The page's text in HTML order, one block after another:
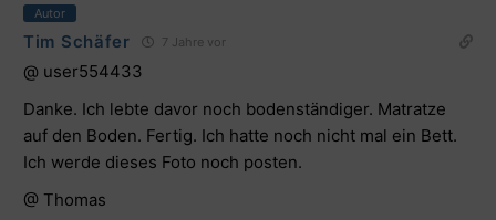
Autor
Tim Schäfer 7 Jahre vor
@ user554433
Danke. Ich lebte davor noch bodenständiger. Matratze
auf den Boden. Fertig. Ich hatte noch nicht mal ein Bett.
Ich werde dieses Foto noch posten.
@ Thomas